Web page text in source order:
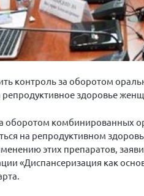
контроль за оборотом
репродуктивное здоровье
оборотом комбинированных
на репродуктивном
этих препаратов,
«Диспансеризация как